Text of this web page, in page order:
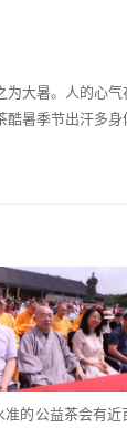
大暑。人的心
酷暑季节出汗多
的公益茶会有